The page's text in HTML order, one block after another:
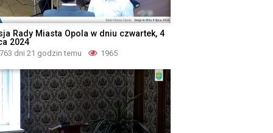
Rady Miasta Opola w dniu czwartek, 4
2024
763 dni 21 godzin temu 1965